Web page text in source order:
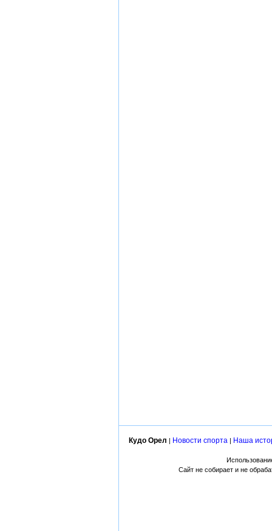
Кудо Орел | Новости спорта | Наша
Сайт не собирает и не